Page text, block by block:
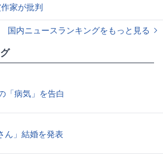
家が批判
国内ニュースランキングをもっと見る
「病気」を告白
ん」結婚を発表